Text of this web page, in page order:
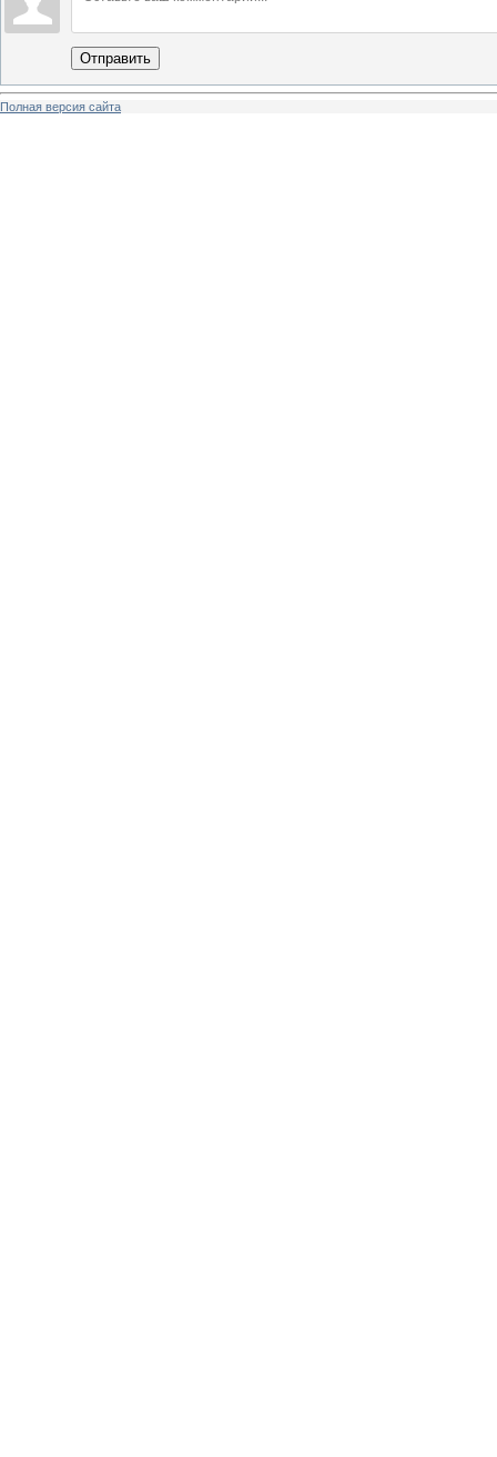
Отправить
Полная версия сайта